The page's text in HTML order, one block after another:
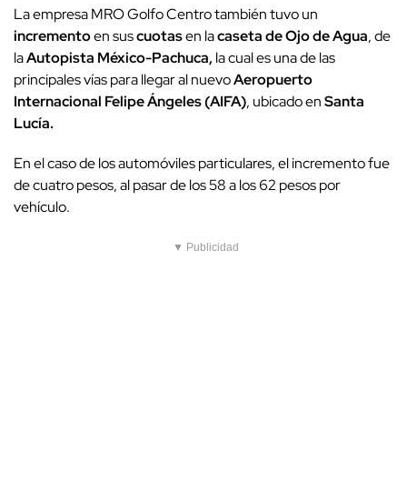
La empresa MRO Golfo Centro también tuvo un
incrementoen suscuotasen lacaseta de Ojo de Agua, de
laAutopista México-Pachuca, la cual es una de las
principales vías para llegar al nuevoAeropuerto
Internacional Felipe Ángeles (AIFA), ubicado enSanta
Lucía.
En el caso de los automóviles particulares, el incremento fue
de cuatro pesos, al pasar de los 58 a los 62 pesos por
vehículo.
▼ Publicidad